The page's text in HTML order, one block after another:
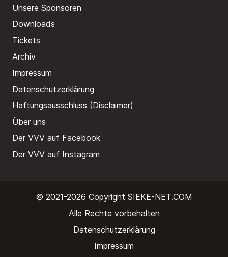
Unsere Sponsoren
Downloads
Tickets
Archiv
Impressum
Datenschutzerklärung
Haftungsausschluss (Disclaimer)
Über uns
Der VVV auf Facebook
Der VVV auf Instagram
© 2021-2026 Copyright SIEKE-NET.COM
Alle Rechte vorbehalten
Datenschutzerklärung
Impressum